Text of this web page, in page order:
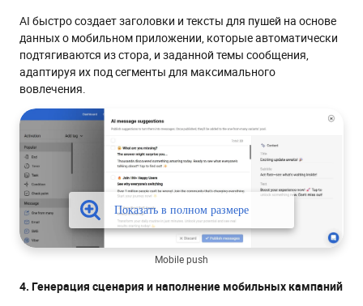
AI быстро создает заголовки и тексты для пушей на основе
данных о мобильном приложении, которые автоматически
подтягиваются из стора, и заданной темы сообщения,
адаптируя их под сегменты для максимального
вовлечения.
Mobile push
4. Генерация сценария и наполнение мобильных кампаний